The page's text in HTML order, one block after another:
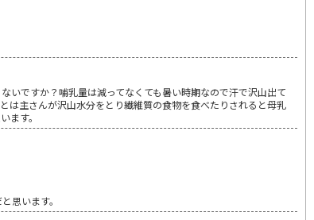
いですか？哺乳量は減ってなくても暑い時期なので汗で沢山出て
は主さんが沢山水分をとり繊維質の食物を食べたりされると母乳
ます。
思います。